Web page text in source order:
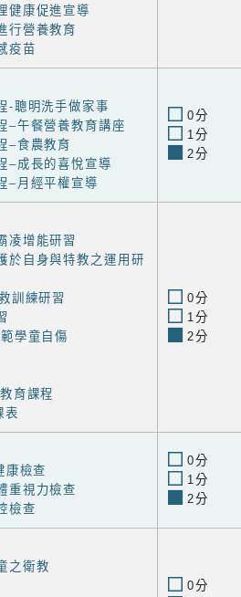
健康促進宣導
行營養教育
疫苗
-聰明洗手做家事
–午餐營養教育講座
–食農教育
–成長的喜悅宣導
–月經平權宣導
0分
1分
2分
凌增能研習
於自身與特教之運用研
訓練研習
學童自傷
育課程
表
0分
1分
2分
康檢查
重視力檢查
檢查
0分
1分
2分
之衛教
0分